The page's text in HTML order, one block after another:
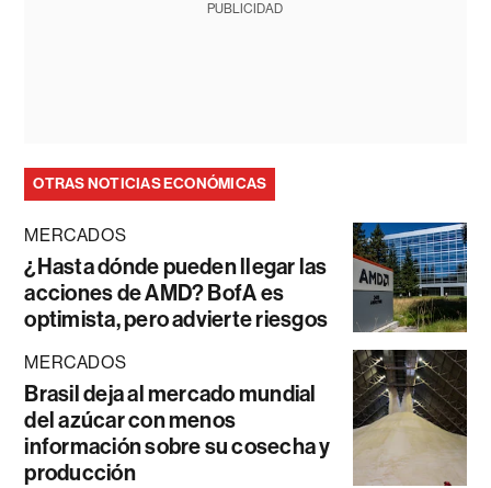
PUBLICIDAD
OTRAS NOTICIAS ECONÓMICAS
MERCADOS
¿Hasta dónde pueden llegar las
acciones de AMD? BofA es
optimista, pero advierte riesgos
MERCADOS
Brasil deja al mercado mundial
del azúcar con menos
información sobre su cosecha y
producción